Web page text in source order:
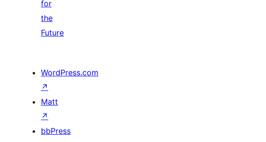
for
the
Future
WordPress.com
↗
Matt
↗
bbPress